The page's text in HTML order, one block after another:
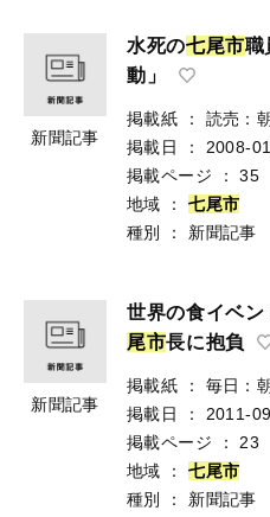
新聞記事
水死の七尾市職
動」
掲載紙 ：
読売：
掲載日
：
2008-
掲載ページ
：
35
地域
： 七尾市
種別
： 新聞記事
新聞記事
世界の食イベ
尾市長に抱負
掲載紙 ：
毎日：
掲載日
：
2011-
掲載ページ
：
23
地域
： 七尾市
種別
： 新聞記事